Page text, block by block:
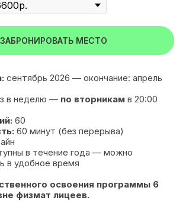
ЗАБРОНИРОВАТЬ МЕСТО
сентябрь 2026 — окончание: апрель
в неделю — по вторникам в 20:00
60
60 минут (без перерыва)
в течение года — можно
в удобное время
освоения программы 6
физмат лицеев.